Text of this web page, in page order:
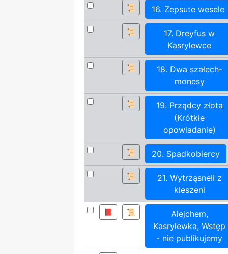
📜 16. Zepsute wesele
📜
17. Dreyfus w
Kasrylewce
📜
18. Dwa szałech-
monesy
📜
19. Prządcy złota
(Krótkie
opowiadanie)
📜 20. Spadkobiercy
📜
21. Wytrząsneli z
kieszeni
📕 📜
Alejchem,
Kasrylewka, Wstęp
- nie publikujemy